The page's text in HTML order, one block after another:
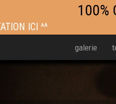
100%
ICI ^^
galerie